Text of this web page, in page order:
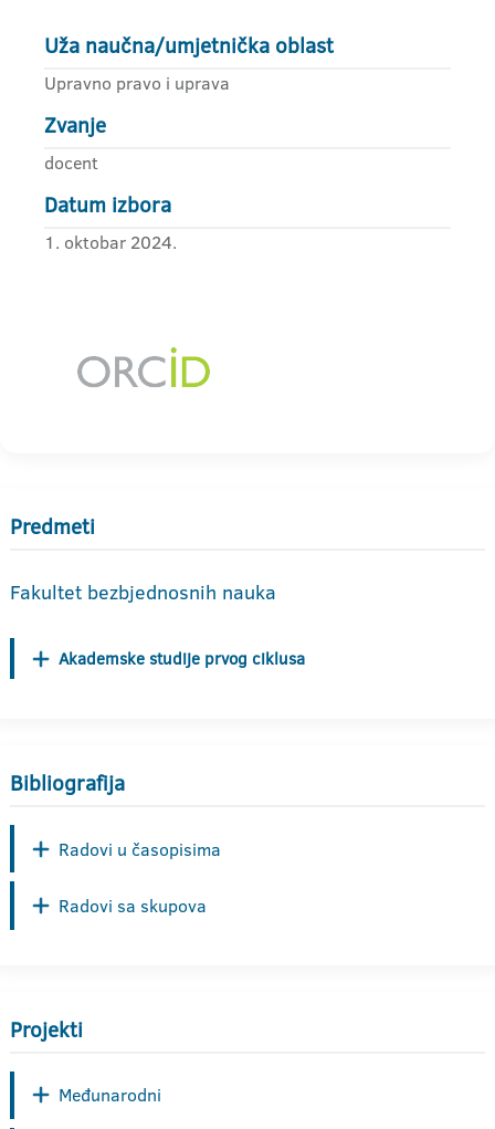
Uža naučna/umjetnička oblast
Upravno pravo i uprava
Zvanje
docent
Datum izbora
1. oktobar 2024.
Predmeti
Fakultet bezbjednosnih nauka
Akademske studije prvog ciklusa
Bibliografija
Radovi u časopisima
Radovi sa skupova
Projekti
Međunarodni